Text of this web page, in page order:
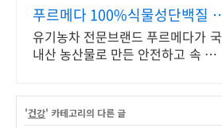
푸르메다 100%식물성단백질
두고구마! 완두흑임자!
유기농차 전문브랜드 푸르메다가 국
내산 농산물로 만든 안전하고 속 편한
속이 편안합니다.
'건강' 카테고리의 다른 글